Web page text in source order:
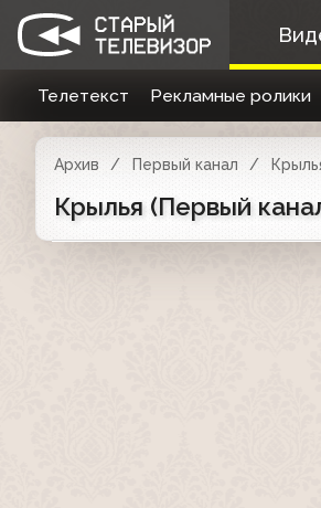
Телетекст Рекламные ролики
Архив Первый канал
Крылья (Первый